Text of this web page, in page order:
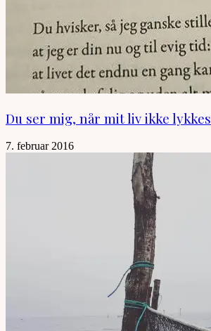
Du ser mig, når mit liv ikke lykkes
7. februar 2016